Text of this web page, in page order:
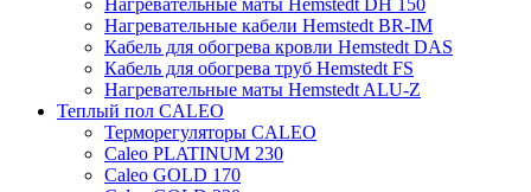
Нагревательные маты Hemstedt DH 150
Нагревательные кабели Hemstedt BR-IM
Кабель для обогрева кровли Hemstedt DAS
Кабель для обогрева труб Hemstedt FS
Нагревательные маты Hemstedt ALU-Z
Теплый пол CALEO
Терморегуляторы CALEO
Caleo PLATINUM 230
Caleo GOLD 170